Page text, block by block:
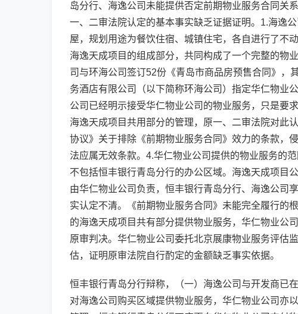
岛分行、海逸公司未能提供否定前期物业服务合同关
一、二审法院认定的基本事实缺乏证据证明。1.海逸
屋，规划用途为餐饮住宿、城镇住宅，各自进行了不
海逸天成项目的组成部分，共同构成了一个完整的物
司与环海公司签订52份《青岛市商品房预售合同》，
务酒店有限公司（以下简称环海公司）指定华仁物业
公司已经明示接受华仁物业公司的物业服务，只是要
海逸天成项目共用部分的管理，原一、二审法院对此
协议》关于排除《前期物业服务合同》效力的条款，
法应属无效条款。4.华仁物业公司提供的物业服务的
不包括恒丰银行青岛分行的办公区域。海逸天成项目
由华仁物业公司负责，恒丰银行青岛分行、海逸公司
实认定不清。《前期物业服务合同》未能完全履行的
的海逸天成项目共有部分提供物业服务，华仁物业公
原审判决。华仁物业公司委托北京展康物业服务评估
估，证明原审法院自行酌定的金额缺乏事实依据。
恒丰银行青岛分行辩称，（一）海逸公司与开发商已
对海逸公司购买区域提供物业服务，华仁物业公司亦